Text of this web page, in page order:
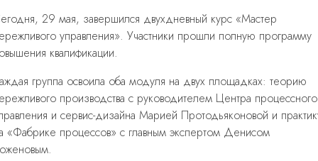
29 мая, завершился двухдневный курс «Мастер
управления». Участники прошли полную программу
квалификации.
группа освоила оба модуля на двух площадках: теорию
производства с руководителем Центра процессного
и сервис-дизайна Марией Протодьяконовой и
«Фабрике процессов» с главным экспертом Денисом